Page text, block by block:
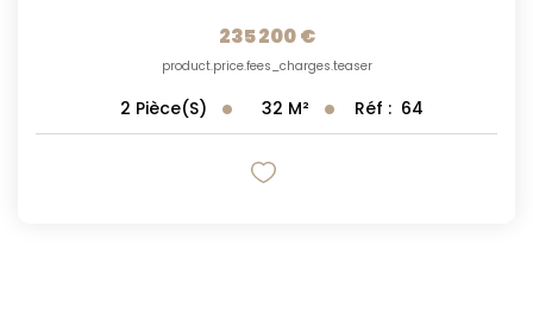
235 200 €
product.price.fees_charges.teaser
2 Pièce(s) 32 M² Réf : 64